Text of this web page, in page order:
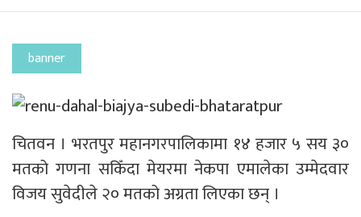
banner
चितवन । भरतपुर महानगरपालिकामा १४ हजार ५ सय ३०
मतको गणना सकिँदा मेयरमा नेकपा एमालेका उम्मेदवार
विजय सुवेदीले २० मतको अग्रता लिएका छन् ।